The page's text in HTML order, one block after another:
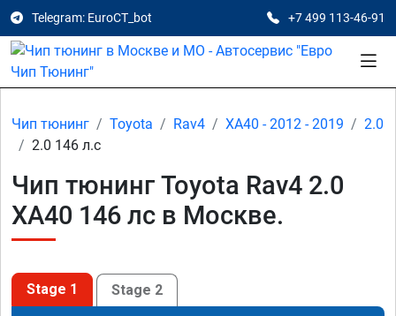
Telegram: EuroCT_bot +7 499 113-46-91
Чип тюнинг Toyota Rav4 XA40 - 2012 - 2019
2.0
2.0 146 л.с
Чип тюнинг Toyota Rav4 2.0
XA40 146 лс в Москве.
Stage 1 Stage 2